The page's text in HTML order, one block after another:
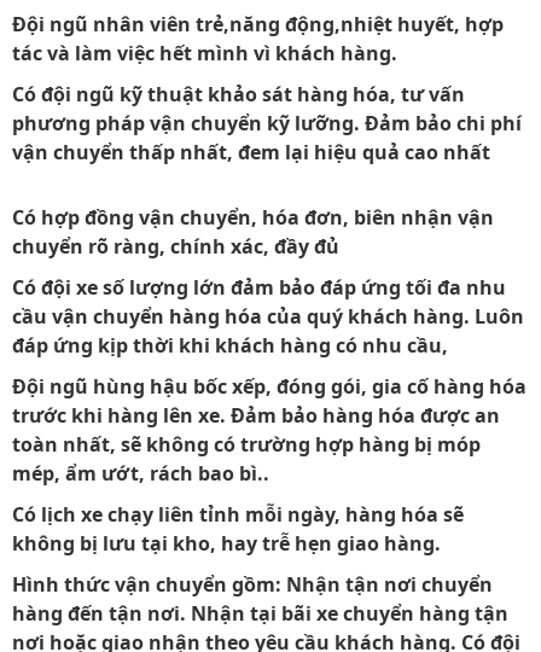
Đội ngũ nhân viên trẻ,năng động,nhiệt huyết, hợp
tác và làm việc hết mình vì khách hàng.
Có đội ngũ kỹ thuật khảo sát hàng hóa, tư vấn
phương pháp vận chuyển kỹ lưỡng. Đảm bảo chi phí
vận chuyển thấp nhất, đem lại hiệu quả cao nhất
Có hợp đồng vận chuyển, hóa đơn, biên nhận vận
chuyển rõ ràng, chính xác, đầy đủ
Có đội xe số lượng lớn đảm bảo đáp ứng tối đa nhu
cầu vận chuyển hàng hóa của quý khách hàng. Luôn
đáp ứng kịp thời khi khách hàng có nhu cầu,
Đội ngũ hùng hậu bốc xếp, đóng gói, gia cố hàng hóa
trước khi hàng lên xe. Đảm bảo hàng hóa được an
toàn nhất, sẽ không có trường hợp hàng bị móp
mép, ẩm ướt, rách bao bì..
Có lịch xe chạy liên tỉnh mỗi ngày, hàng hóa sẽ
không bị lưu tại kho, hay trễ hẹn giao hàng.
Hình thức vận chuyển gồm: Nhận tận nơi chuyển
hàng đến tận nơi. Nhận tại bãi xe chuyển hàng tận
nơi hoặc giao nhận theo yêu cầu khách hàng. Có đội